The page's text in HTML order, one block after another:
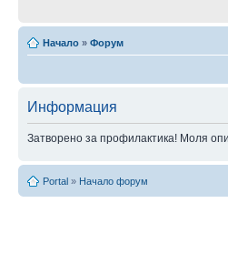
Начало » Форум
Информация
Затворено за профилактика! Моля
Portal » Начало форум